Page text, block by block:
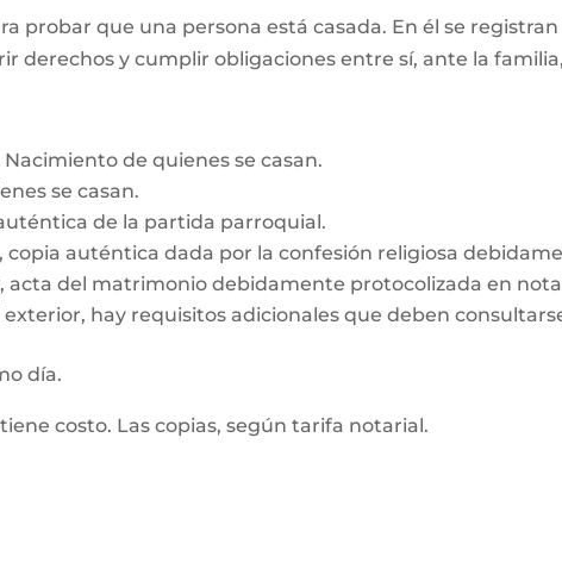
probar que una persona está casada. En él se
derechos y cumplir obligaciones entre sí, ante la
de quienes se casan.
se casan.
de la partida parroquial.
auténtica dada por la confesión religiosa
acta del matrimonio debidamente protocolizada en
hay requisitos adicionales que deben
día.
costo. Las copias, según tarifa notarial.